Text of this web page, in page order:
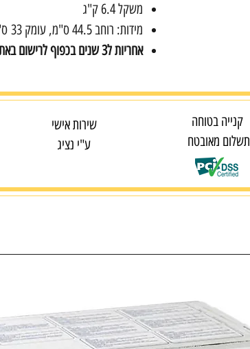
משקל 6.4 ק"ג
מידות: רוחב 44.5 ס"מ, עומק 33 ס"מ, גובה 16.7 ס"מ
אחריות ל3 שנים בכפוף לרישום באתר קנון.
קנייה בטוחה
תשלום מאובטח
שירות אישי
ע"י נציג